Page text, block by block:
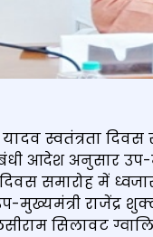
स्वतंत्रता
आदेश अनुसार
समारोह में
राजेंद्र
सिलावट